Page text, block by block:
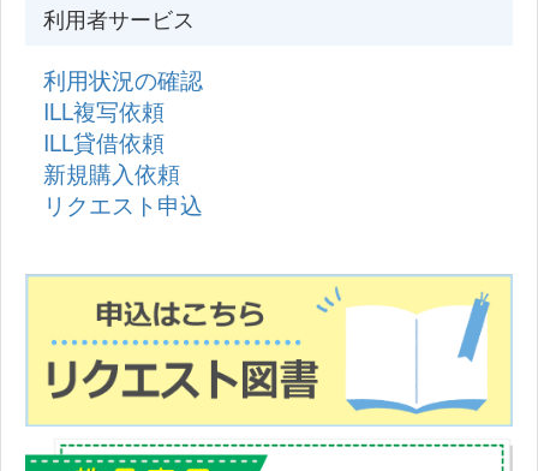
利用者サービス
利用状況の確認
ILL複写依頼
ILL貸借依頼
新規購入依頼
リクエスト申込